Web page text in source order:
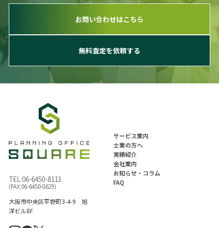
お問い合わせはこちら
無料査定を依頼する
TEL:06-6450-8113
(FAX:06-6450-8629)
大阪市中央区平野町3-4-9 旭
洋ビル8F
サービス案内
士業の方へ
実績紹介
会社案内
お知らせ・コラム
FAQ